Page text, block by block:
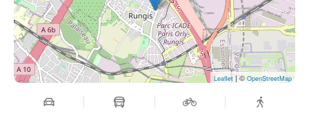
Leaflet | © OpenStreetMap